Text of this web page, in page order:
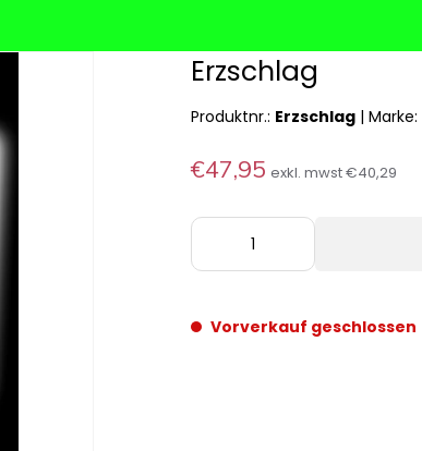
Erzschlag
Produktnr.: Erzschlag |Marke:
€47,95 exkl. mwst€40,29
Vorverkauf geschlossen